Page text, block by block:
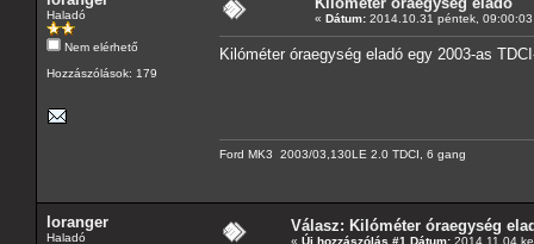
Haladó
Nem elérhető
Hozzászólások: 179
« Dátum: 2014.10.31 péntek,
Kilóméter óraegység eladó egy 2003-as
Ford MK3 2003/03,130LE 2.0 TDCI, 6 gang
loranger
Haladó
Válasz: Kilóméter óraegység
« Új hozzászólás #1 Dátum: 2014.11.04